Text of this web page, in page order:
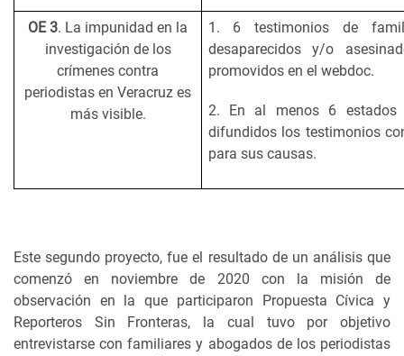
OE 3. La impunidad en la
investigación de los
crímenes contra
periodistas en Veracruz es
más visible.
1. 6 testimonios de
desaparecidos y/o
promovidos en el webdoc.
2. En al menos 6 estados
difundidos los testimonios
para sus causas.
Este segundo proyecto, fue el resultado de un análisis que
comenzó en noviembre de 2020 con la misión de
observación en la que participaron Propuesta Cívica y
Reporteros Sin Fronteras, la cual tuvo por objetivo
entrevistarse con familiares y abogados de los periodistas